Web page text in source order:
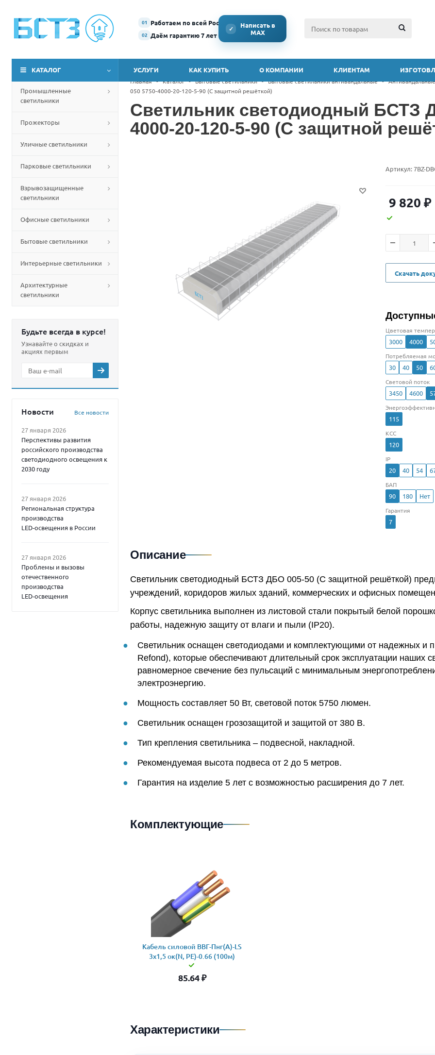
01 Работаем по всей России
02 Даём гарантию 7 лет
✓
Написать в
MAX
КАТАЛОГ УСЛУГИ КАК КУПИТЬ О КОМПАНИИ КЛИЕНТАМ
Промышленные
светильники
Прожекторы
Уличные светильники
Парковые светильники
Взрывозащищенные
светильники
Офисные светильники
Бытовые светильники
Интерьерные светильники
Архитектурные
светильники
Будьте всегда в курсе!
Узнавайте о скидках и
акциях первым
Новости Все новости
27 января 2026
Перспективы развития
российского производства
светодиодного освещения к
2030 году
27 января 2026
Региональная структура
производства
LED‑освещения в России
27 января 2026
Проблемы и вызовы
отечественного
производства
LED‑освещения
Главная - Каталог - Бытовые светильники - Бытовые светильники антивандальные -
050 5750-4000-20-120-5-90 (С защитной решёткой)
Светильник светодиодный БСТЗ
4000-20-120-5-90 (С защитной
Артикул:7BZ-
9 820 ₽
Скачать
Цветовая
3000 4000
Потребляемая
30 40 50
Световой поток
3450 4600
115
КСС
120
IP
20 40 54
БАП
90 180 Нет
Гарантия
7
Описание
Светильник светодиодный БСТЗ ДБО 005-50 (С защитной решёткой)
учреждений, коридоров жилых зданий, коммерческих и офисных
Корпус светильника выполнен из листовой стали покрытый белой
работы, надежную защиту от влаги и пыли (IP20).
Светильник оснащен светодиодами и комплектующими от надежных и
Refond), которые обеспечивают длительный срок эксплуатации наших
равномерное свечение без пульсаций с минимальным
электроэнергию.
Мощность составляет 50 Вт, световой поток 5750 люмен.
Светильник оснащен грозозащитой и защитой от 380 В.
Тип крепления светильника – подвесной, накладной.
Рекомендуемая высота подвеса от 2 до 5 метров.
Гарантия на изделие 5 лет с возможностью расширения до 7 лет.
Комплектующие
Кабель силовой ВВГ-Пнг(А)-LS
3x1,5 ок(N, PE)-0.66 (100м)
85.64₽
Характеристики